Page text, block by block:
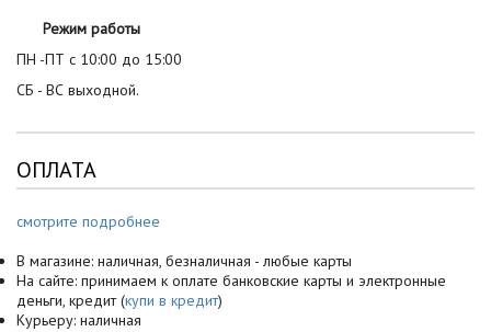
Режим работы
ПН -ПТ с 10:00 до 15:00
СБ - ВС выходной.
ОПЛАТА
смотрите подробнее
В магазине: наличная, безналичная - любые карты
На сайте: принимаем к оплате банковские карты и электронные
деньги, кредит (купи в кредит)
Курьеру: наличная